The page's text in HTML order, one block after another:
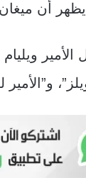
يظهر أن
و”الأمير